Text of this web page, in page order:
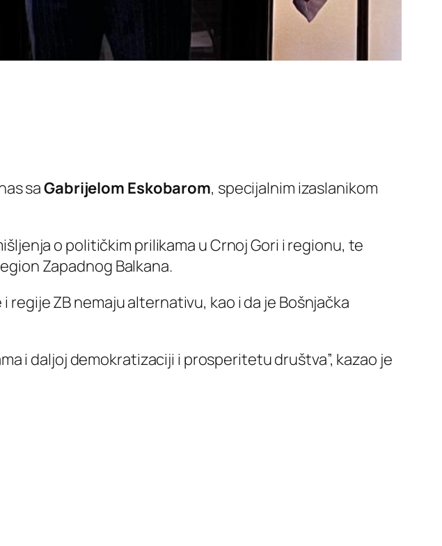
saGabrijelom Eskobarom, specijalnim izaslanikom
o političkim prilikama u Crnoj Gori i regionu, te
Zapadnog Balkana.
ZB nemaju alternativu, kao i da je Bošnjačka
i daljoj demokratizaciji i prosperitetu društva”, kazao je